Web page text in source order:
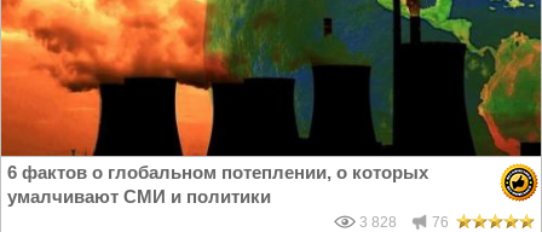
6 фактов о глобальном потеплении, о которых
умалчивают СМИ и политики
3 828 76